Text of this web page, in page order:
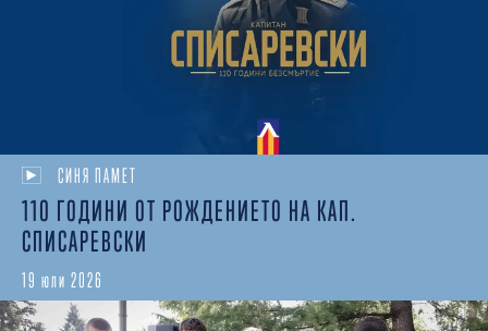
СИНЯ ПАМЕТ
110 ГОДИНИ ОТ РОЖДЕНИЕТО НА КАП.
СПИСАРЕВСКИ
19 юли 2026